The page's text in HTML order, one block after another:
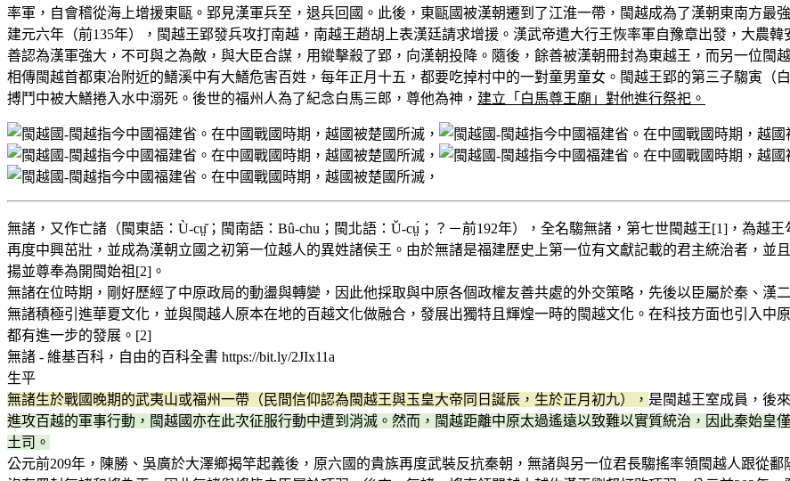
率軍，自會稽從海上增援東甌。郢見漢軍兵至，退兵回國。此後，東甌國被漢朝遷到了江淮一帶，閩越成為了漢朝東南方最
建元六年（前135年），閩越王郢發兵攻打南越，南越王趙胡上表漢廷請求增援。漢武帝遣大行王恢率軍自豫章出發，大農
善認為漢軍強大，不可與之為敵，與大臣合謀，用鏦擊殺了郢，向漢朝投降。隨後，餘善被漢朝冊封為東越王，而另一位閩
相傳閩越首都東冶附近的鱔溪中有大鱔危害百姓，每年正月十五，都要吃掉村中的一對童男童女。閩越王郢的第三子騶寅（
搏鬥中被大鱔捲入水中溺死。後世的福州人為了紀念白馬三郎，尊他為神， 建立「白馬尊王廟」對他進行祭祀。
無諸，又作亡諸（閩東語：Ù-cṳ̆；閩南語：Bû-chu；閩北語：Ǔ-cṳ́；？－前192年），全名騶無諸，第七世閩越王[1]，為越
再度中興茁壯，並成為漢朝立國之初第一位越人的異姓諸侯王。由於無諸是福建歷史上第一位有文獻記載的君主統治者，並
揚並尊奉為開閩始祖[2]。
無諸在位時期，剛好歷經了中原政局的動盪與轉變，因此他採取與中原各個政權友善共處的外交策略，先後以臣屬於秦、漢
無諸積極引進華夏文化，並與閩越人原本在地的百越文化做融合，發展出獨特且輝煌一時的閩越文化。在科技方面也引入中
都有進一步的發展。[2]
無諸 - 維基百科，自由的百科全書 https://bit.ly/2JIx11a
生平
無諸生於戰國晚期的武夷山或福州一帶（民間信仰認為閩越王與玉皇大帝同日誕辰，生於正月初九）， 是閩越王室成員，後
進攻百越的軍事行動，閩越國亦在此次征服行動中遭到消滅。然而，閩越距離中原太過遙遠以致難以實質統治，因此秦始皇
土司。
公元前209年，陳勝、吳廣於大澤鄉揭竿起義後，原六國的貴族再度武裝反抗秦朝，無諸與另一位君長騶搖率領閩越人跟從